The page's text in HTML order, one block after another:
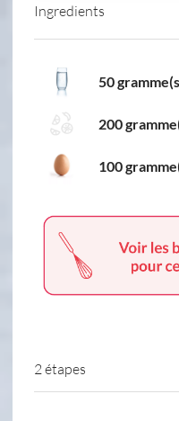
Ingredients
50
200
100
2 étapes